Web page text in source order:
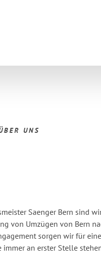
UNS
Saenger Bern sind
von Umzügen von Bern
sorgen wir für
immer an erster Stelle